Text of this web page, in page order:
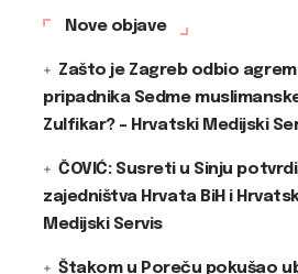
Nove objave
Zašto je Zagreb odbio
pripadnika Sedme
Zulfikar? – Hrvatski Medijski
ČOVIĆ: Susreti u Sinju
zajedništva Hrvata BiH i
Medijski Servis
Štakom u Poreču pokušao